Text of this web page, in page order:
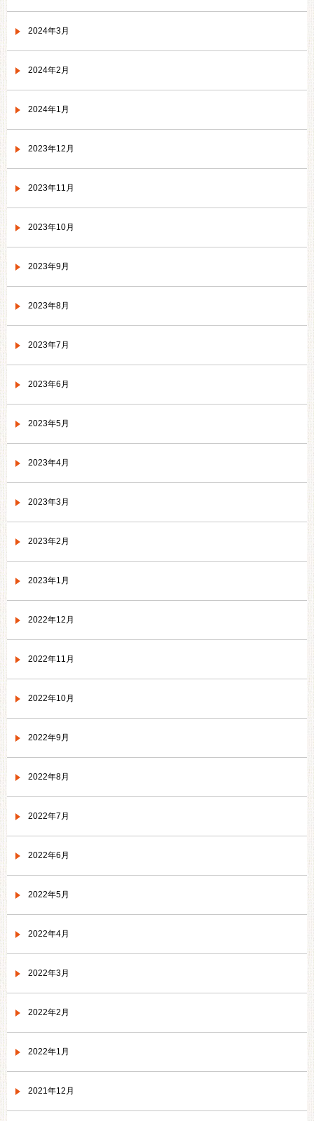
2024年3月
2024年2月
2024年1月
2023年12月
2023年11月
2023年10月
2023年9月
2023年8月
2023年7月
2023年6月
2023年5月
2023年4月
2023年3月
2023年2月
2023年1月
2022年12月
2022年11月
2022年10月
2022年9月
2022年8月
2022年7月
2022年6月
2022年5月
2022年4月
2022年3月
2022年2月
2022年1月
2021年12月